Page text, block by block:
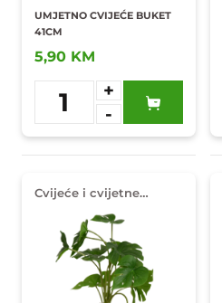
UMJETNO CVIJEĆE BUKET
41CM
5,90 KM
1
+
-
Dodaj u
omiljene
Cvijeće i cvijetne